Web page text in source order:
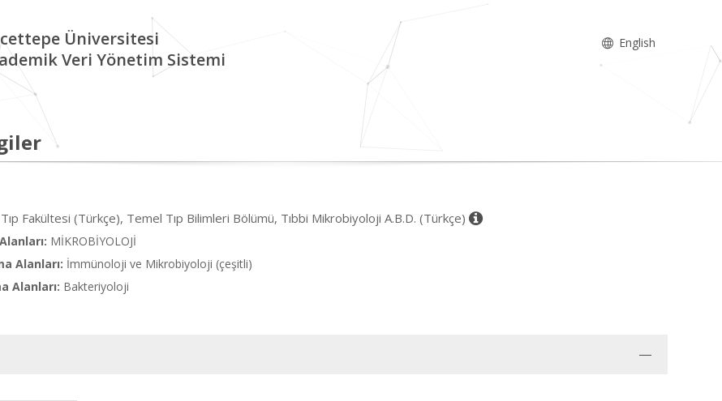
Üniversitesi
Veri Yönetim Sistemi
English
Tıp Fakültesi (Türkçe), Temel Tıp Bilimleri Bölümü, Tıbbi Mikrobiyoloji A.B.D. (Türkçe)
MİKROBİYOLOJİ
Alanları: İmmünoloji ve Mikrobiyoloji (çeşitli)
Alanları: Bakteriyoloji